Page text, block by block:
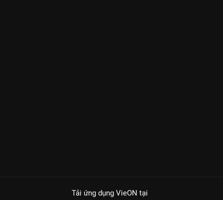
Tải ứng dụng VieON tại